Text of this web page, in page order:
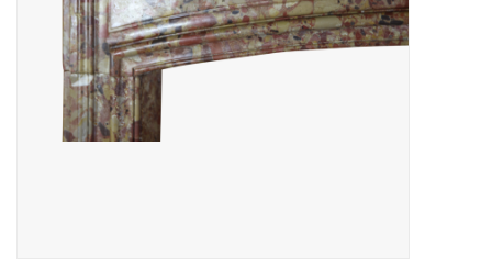
Vloeren - Steen, Terra Cotta
& Marmer